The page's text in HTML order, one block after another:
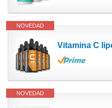
NOVEDAD
NOVEDAD